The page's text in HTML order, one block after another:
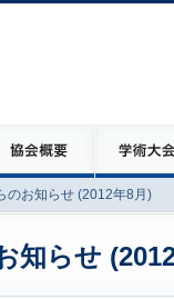
のお知らせ (2012年8月)
知らせ